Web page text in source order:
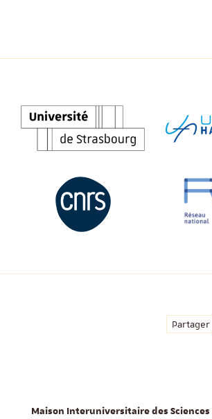
Partager
Maison Interuniversitaire des Sciences